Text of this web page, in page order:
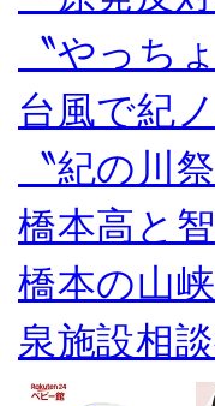
〝やっち
台風で紀
〝紀の川
橋本高と
橋本の山
泉施設相